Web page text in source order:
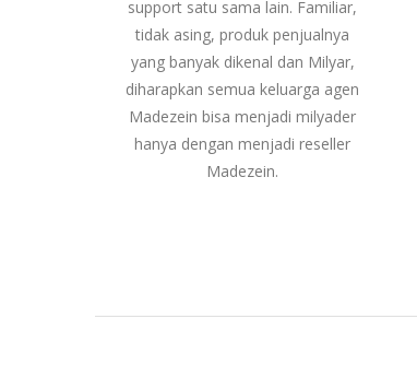
support satu sama lain. Familiar,
tidak asing, produk penjualnya
yang banyak dikenal dan Milyar,
diharapkan semua keluarga agen
Madezein bisa menjadi milyader
hanya dengan menjadi reseller
Madezein.